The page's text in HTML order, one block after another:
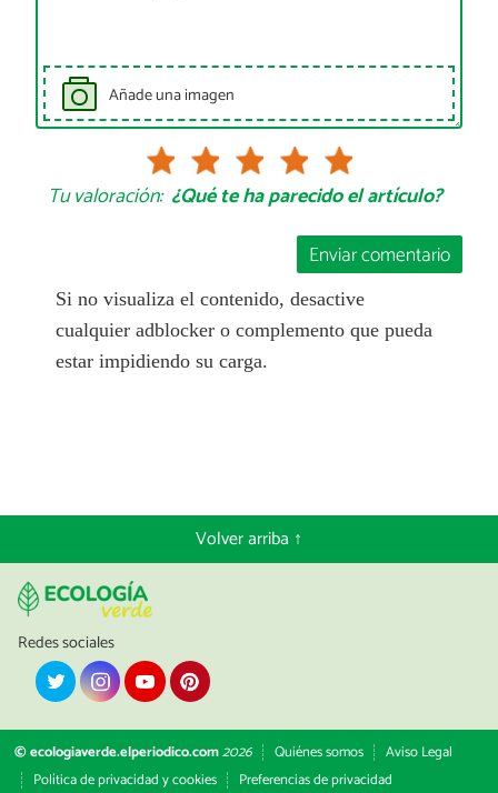
Añade una imagen
Tu valoración: ¿Qué te ha parecido el artículo?
Enviar comentario
Si no visualiza el contenido, desactive
cualquier adblocker o complemento que pueda
estar impidiendo su carga.
Volver arriba ↑
Redes sociales
© ecologiaverde.elperiodico.com2026 Quiénes somos
Aviso Legal
Política de privacidad y cookies
Preferencias de privacidad